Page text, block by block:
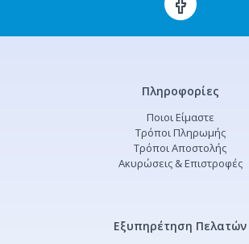
Πληροφορίες
Ποιοι Είμαστε
Τρόποι Πληρωμής
Τρόποι Αποστολής
Ακυρώσεις & Επιστροφές
Εξυπηρέτηση Πελατών